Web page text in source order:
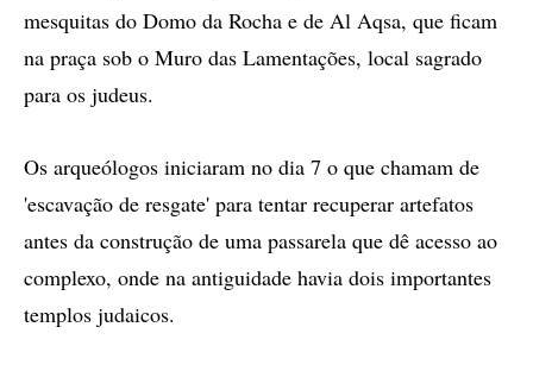
mesquitas do Domo da Rocha e de Al Aqsa, que ficam
na praça sob o Muro das Lamentações, local sagrado
para os judeus.
Os arqueólogos iniciaram no dia 7 o que chamam de
'escavação de resgate' para tentar recuperar artefatos
antes da construção de uma passarela que dê acesso ao
complexo, onde na antiguidade havia dois importantes
templos judaicos.